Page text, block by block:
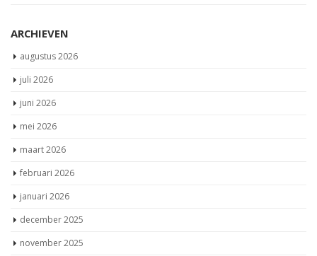
ARCHIEVEN
augustus 2026
juli 2026
juni 2026
mei 2026
maart 2026
februari 2026
januari 2026
december 2025
november 2025